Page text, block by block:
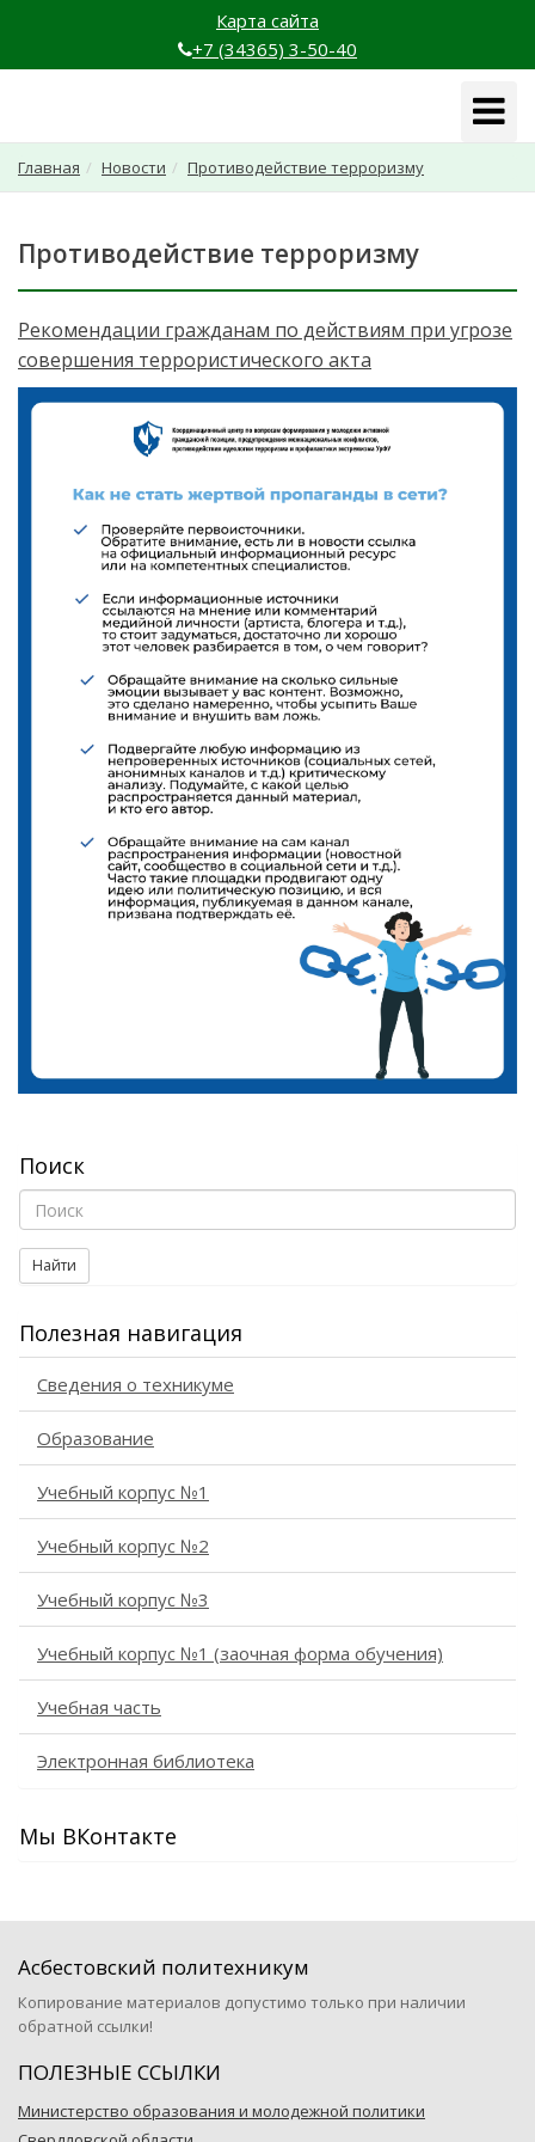
Карта сайта
+7 (34365) 3-50-40
Главная Новости Противодействие терроризму
Противодействие терроризму
Рекомендации гражданам по действиям при угрозе
совершения террористического акта
Поиск
Найти
Полезная навигация
Сведения о техникуме
Образование
Учебный корпус №1
Учебный корпус №2
Учебный корпус №3
Учебный корпус №1 (заочная форма обучения)
Учебная часть
Электронная библиотека
Мы ВКонтакте
Асбестовский политехникум
Копирование материалов допустимо только при наличии
обратной ссылки!
ПОЛЕЗНЫЕ ССЫЛКИ
Министерство образования и молодежной политики